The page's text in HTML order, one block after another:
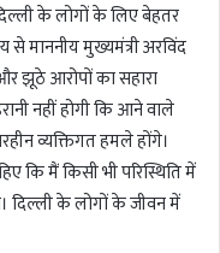
के लोगों के लिए बेहतर
माननीय मुख्यमंत्री अरविंद
झूठे आरोपों का सहारा
नहीं होगी कि आने वाले
व्यक्तिगत हमले होंगे।
कि मैं किसी भी परिस्थिति में
दिल्ली के लोगों के जीवन में